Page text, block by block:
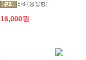
5/8"(용접형)
16,000원